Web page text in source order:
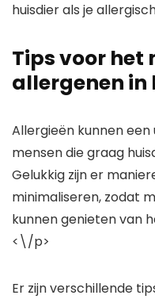
huisdier als je
Tips voor
allergenen in
Allergieën kunnen
mensen die graag
Gelukkig zijn er
minimaliseren, zodat
kunnen genieten van
<\/p>
Er zijn verschillende